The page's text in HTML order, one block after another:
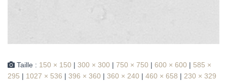
Taille : 150 × 150 | 300 × 300 | 750 × 750 | 600 × 600 | 585 ×
295 | 1027 × 536 | 396 × 360 | 360 × 240 | 460 × 658 | 230 × 329